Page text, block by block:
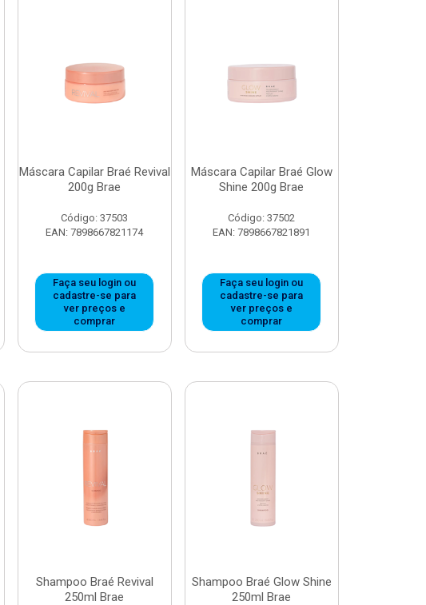
Máscara Capilar Braé Revival
200g Brae
Código: 37503
EAN: 7898667821174
Faça seu login ou
cadastre-se para
ver preços e
comprar
Máscara Capilar Braé Glow
Shine 200g Brae
Código: 37502
EAN: 7898667821891
Faça seu login ou
cadastre-se para
ver preços e
comprar
Shampoo Braé Revival
250ml Brae
Shampoo Braé Glow Shine
250ml Brae